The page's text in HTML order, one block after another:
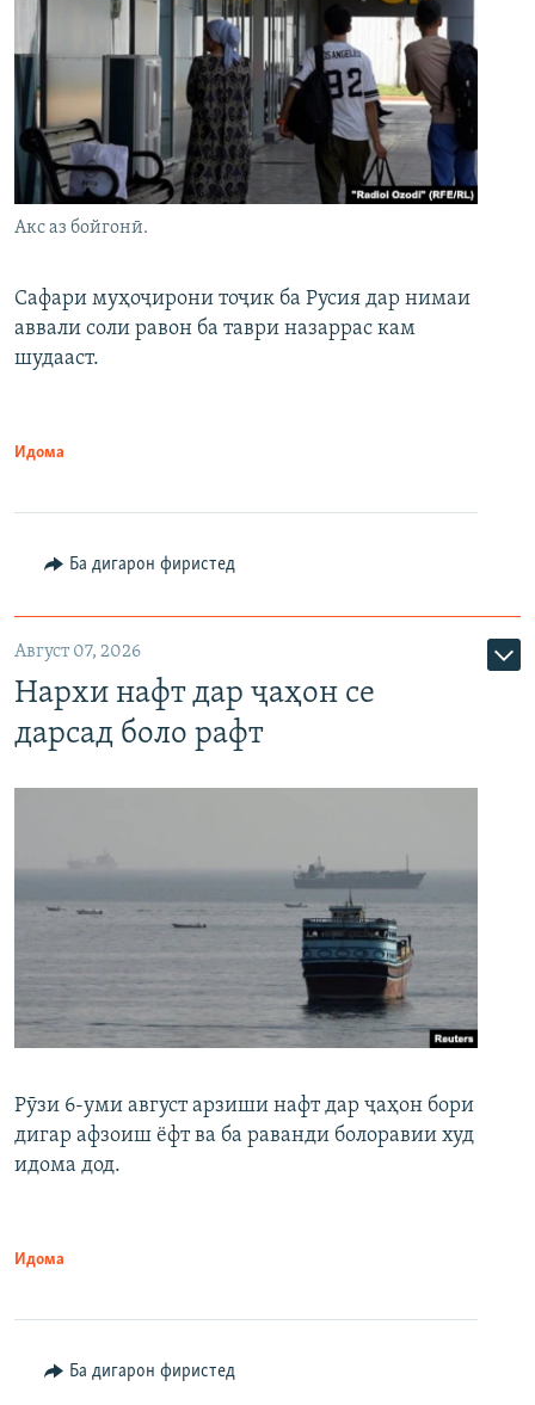
Акс аз бойгонӣ.
Сафари муҳоҷирони тоҷик ба Русия дар нимаи
аввали соли равон ба таври назаррас кам
шудааст.
Идома
Ба дигарон фиристед
Август 07, 2026
Нархи нафт дар ҷаҳон се
дарсад боло рафт
Рӯзи 6-уми август арзиши нафт дар ҷаҳон бори
дигар афзоиш ёфт ва ба раванди болоравии худ
идома дод.
Идома
Ба дигарон фиристед